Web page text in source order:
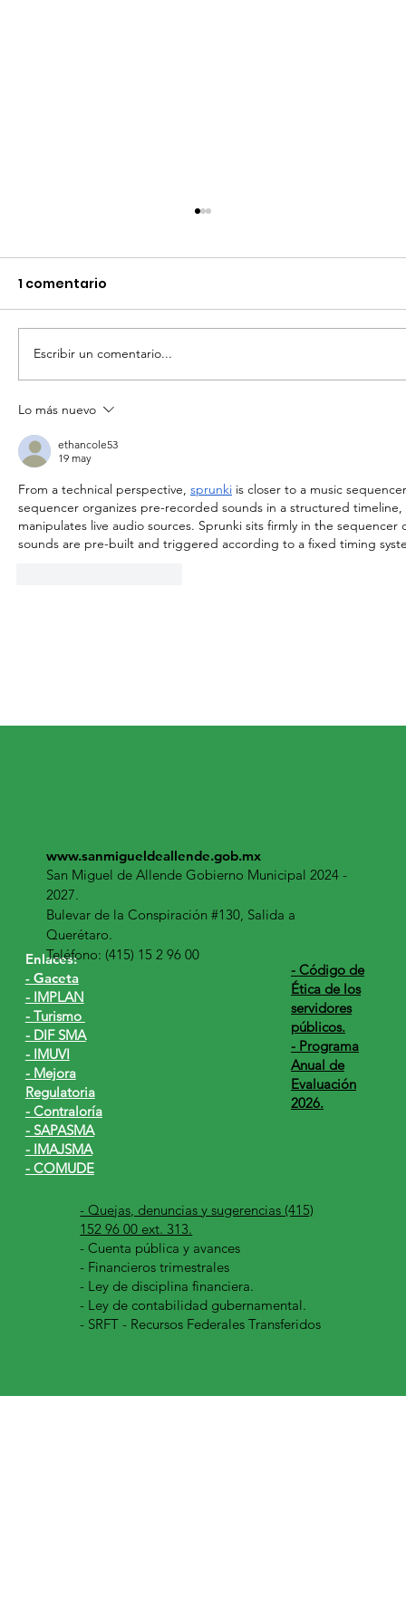
CON ÉXITO EL IMPULSO AL DEPORTE
1 comentario
Escribir un comentario...
Lo más nuevo
ethancole53
19 may
From a technical perspective, sprunki is closer to a music
sequencer organizes pre-recorded sounds in a structured
manipulates live audio sources. Sprunki sits firmly in the
sounds are pre-built and triggered according to a fixed timing
Enlaces:
- Gaceta
- IMPLAN
- Turismo
- DIF SMA
- IMUVI
- Mejora
Regulatoria
- Contraloría
- SAPASMA
- IMAJSMA
- COMUDE
www.sanmigueldeallende.gob.mx
San Miguel de Allende Gobierno Municipal 2024 -
2027.
Bulevar de la Conspiración #130, Salida a
Querétaro.
Teléfono: (415) 15 2 96 00
- Quejas, denuncias y sugerencias (415)
152 96 00 ext. 313.
-Cuenta pública y avances
- Financieros trimestrales
- Ley de disciplina financiera.
- Ley de contabilidad gubernamental.
- SRFT - Recursos Federales Transferidos
​- Código de
Ética de los
servidores
públicos.
- Programa
Anual de
Evaluación
2026.